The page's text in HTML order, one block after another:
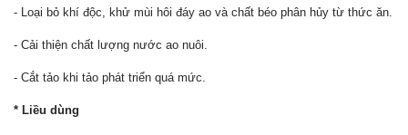
- Loại bỏ khí độc, khử mùi hôi đáy ao và chất béo phân hủy từ thức ăn.
- Cải thiện chất lượng nước ao nuôi.
- Cắt tảo khi tảo phát triển quá mức.
* Liều dùng